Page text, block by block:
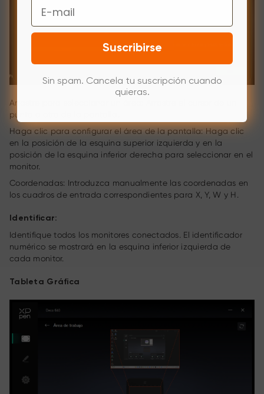
Arrastre para seleccionar un área: Arrastre el cursor de un
punto a otro de la pantalla.
Haga clic para configurar el área de la pantalla: Haga clic
en la posición de la esquina superior izquierda y en la
posición de la esquina inferior derecha para seleccionar en el
monitor.
Coordenadas: Introduzca manualmente las coordenadas en
los cuadros de entrada correspondientes para X, Y, W y H.
Identificar:
Identifique todos los monitores conectados. El identificador
numérico se mostrará en la esquina inferior izquierda de
cada monitor.
Tableta Gráfica
Email
Suscribirse
Sin spam. Cancela tu suscripción cuando
quieras.